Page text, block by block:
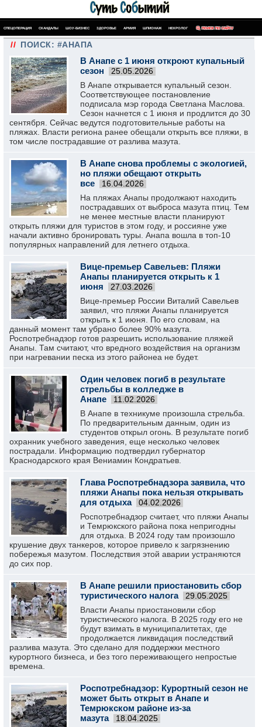
СПЕЦОПЕРАЦИЯ СКАНДАЛЫ ШОУ-БИЗНЕС ЗДОРОВЬЕ АРМИЯ ШПИОНАЖ НЕКРОЛОГ ПОИСК ПО САЙТУ
// ПОИСК: #АНАПА
В Анапе с 1 июня откроют купальный
сезон
25.05.2026
В Анапе открывается купальный сезон.
Соответствующее постановление
подписала мэр города Светлана Маслова.
Сезон начнется с 1 июня и продлится до 30
сентября. Сейчас ведутся подготовительные работы на
пляжах. Власти региона ранее обещали открыть все пляжи, в
том числе пострадавшие от разлива мазута.
В Анапе снова проблемы с экологией,
но пляжи обещают открыть
все
16.04.2026
На пляжах Анапы продолжают находить
пострадавших от выброса мазута птиц. Тем
не менее местные власти планируют
открыть пляжи для туристов в этом году, и россияне уже
начали активно бронировать туры. Анапа вошла в топ-10
популярных направлений для летнего отдыха.
Вице-премьер Савельев: Пляжи
Анапы планируется открыть к 1
июня
27.03.2026
Вице-премьер России Виталий Савельев
заявил, что пляжи Анапы планируется
открыть к 1 июня. По его словам, на
данный момент там убрано более 90% мазута.
Роспотребнадзор готов разрешить использование пляжей
Анапы. Там считают, что вредного воздействия на организм
при нагревании песка из этого районеа не будет.
Один человек погиб в результате
стрельбы в колледже в
Анапе
11.02.2026
В Анапе в техникуме произошла стрельба.
По предварительным данным, один из
студентов открыл огонь. В результате погиб
охранник учебного заведения, еще несколько человек
пострадали. Информацию подтвердил губернатор
Краснодарского края Вениамин Кондратьев.
Глава Роспотребнадзора заявила, что
пляжи Анапы пока нельзя открывать
для отдыха
04.02.2026
Роспотребнадзор считает, что пляжи Анапы
и Темрюкского района пока непригодны
для отдыха. В 2024 году там произошло
крушение двух танкеров, которое привело к загрязнению
побережья мазутом. Последствия этой аварии устраняются
до сих пор.
В Анапе решили приостановить сбор
туристического налога
29.05.2025
Власти Анапы приостановили сбор
туристического налога. В 2025 году его не
будут взимать в муниципалитетах, где
продолжается ликвидация последствий
разлива мазута. Это сделано для поддержки местного
курортного бизнеса, и без того переживающего непростые
времена.
Роспотребнадзор: Курортный сезон не
может быть открыт в Анапе и
Темрюкском районе из-за
мазута
18.04.2025